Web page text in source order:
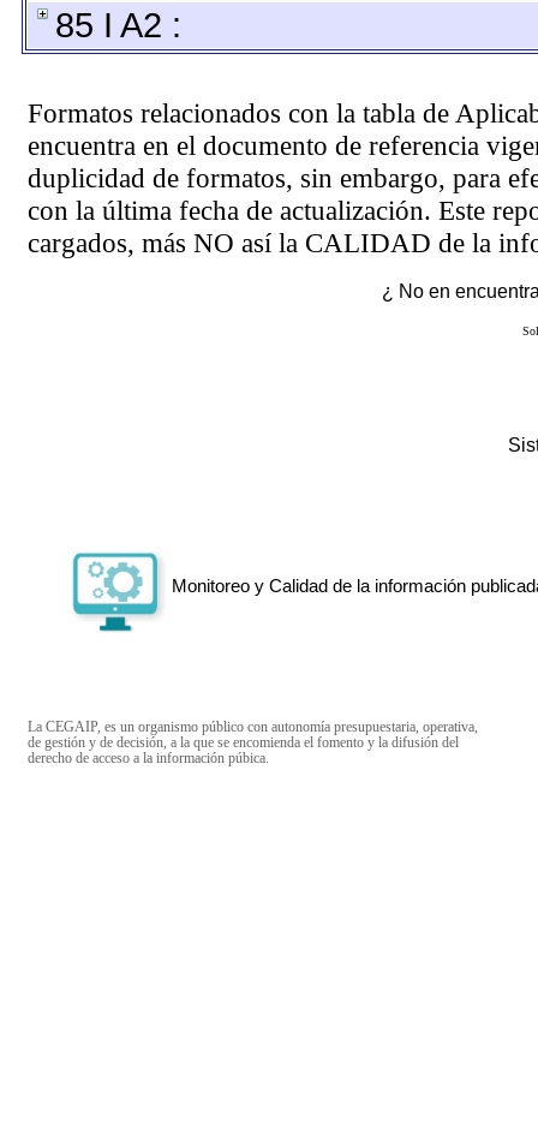
85 I A2 :
Formatos relacionados con la tabla de
encuentra en el documento de referencia
duplicidad de formatos, sin embargo, para
con la última fecha de actualización. Este
cargados, más NO así la CALIDAD de la
¿ No en
Monitoreo y Calidad de la información
La CEGAIP, es un organismo público con autonomía presupuestaria, operativa,
de gestión y de decisión, a la que se encomienda el fomento y la difusión del
derecho de acceso a la información púbica.